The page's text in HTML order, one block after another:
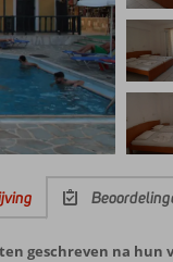
geschreven na hun